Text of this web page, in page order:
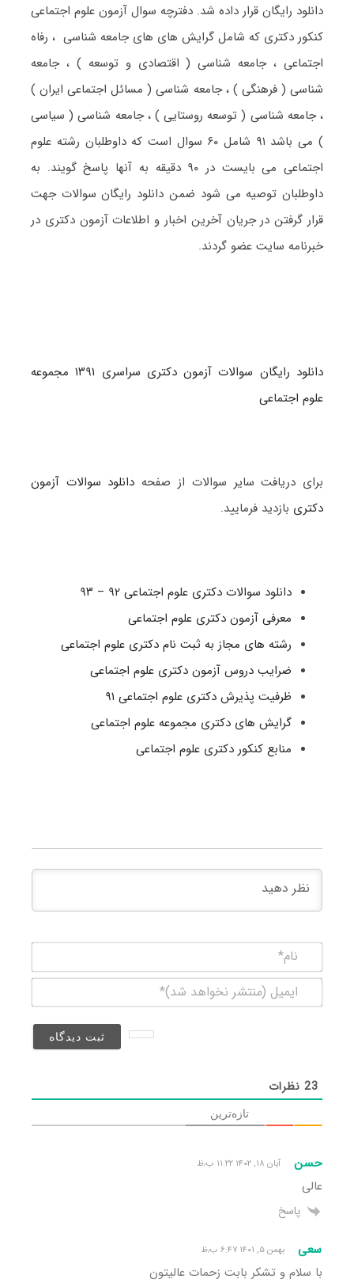
دانلود رایگان قرار داده شد. دفترچه سوال آزمون علوم اجتماعی
کنکور دکتری که شامل گرایش های های جامعه شناسی ، رفاه
اجتماعی ، جامعه شناسی ( اقتصادی و توسعه ) ، جامعه
شناسی ( فرهنگی ) ، جامعه شناسی ( مسائل اجتماعی ایران )
، جامعه شناسی ( توسعه روستایی ) ، جامعه شناسی ( سیاسی
) می باشد ۹۱ شامل ۶۰ سوال است که داوطلبان رشته علوم
اجتماعی می بایست در ۹۰ دقیقه به آنها پاسخ گویند. به
داوطلبان توصیه می شود ضمن دانلود رایگان سوالات جهت
قرار گرفتن در جریان آخرین اخبار و اطلاعات آزمون دکتری در
خبرنامه سایت عضو گردند.
دانلود رایگان سوالات آزمون دکتری سراسری ۱۳۹۱ مجموعه
علوم اجتماعی
برای دریافت سایر سوالات از صفحه دانلود سوالات آزمون
دکتری بازدید فرمایید.
دانلود سوالات دکتری علوم اجتماعی ۹۲ – ۹۳
معرفی آزمون دکتری علوم اجتماعی
رشته های مجاز به ثبت نام دکتری علوم اجتماعی
ضرایب دروس آزمون دکتری علوم اجتماعی
ظرفیت پذیرش دکتری علوم اجتماعی ۹۱
گرایش های دکتری مجموعه علوم اجتماعی
منابع کنکور دکتری علوم اجتماعی
(منتشر
23نظرات
تازه‌ترین
حسن آبان ۱۸, ۱۴۰۲ ۱۱:۲۲ ب٫ظ
عالی
پاسخ
سعی بهمن ۵, ۱۴۰۱ ۶:۴۷ ب٫ظ
با سلام و تشکر بابت زحمات عالیتون